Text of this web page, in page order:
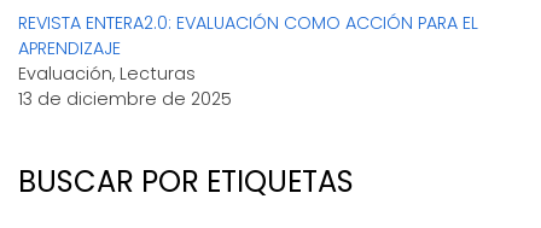
REVISTA ENTERA2.0: EVALUACIÓN COMO ACCIÓN PARA EL
APRENDIZAJE
Evaluación, Lecturas
13 de diciembre de 2025
BUSCAR POR ETIQUETAS